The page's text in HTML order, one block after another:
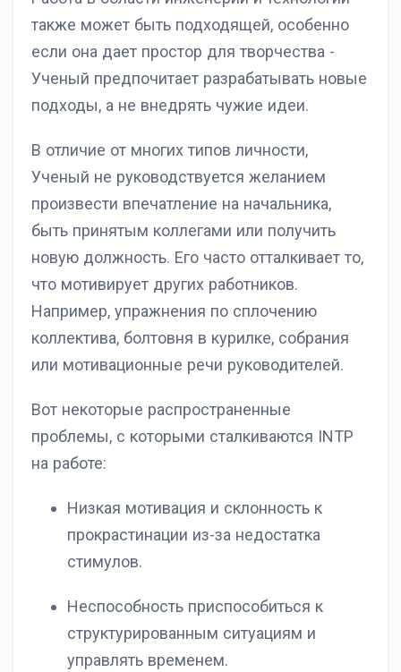
также может быть подходящей, особенно
если она дает простор для творчества -
Ученый предпочитает разрабатывать новые
подходы, а не внедрять чужие идеи.
В отличие от многих типов личности,
Ученый не руководствуется желанием
произвести впечатление на начальника,
быть принятым коллегами или получить
новую должность. Его часто отталкивает то,
что мотивирует других работников.
Например, упражнения по сплочению
коллектива, болтовня в курилке, собрания
или мотивационные речи руководителей.
Вот некоторые распространенные
проблемы, с которыми сталкиваются INTP
на работе:
Низкая мотивация и склонность к
прокрастинации из-за недостатка
стимулов.
Неспособность приспособиться к
структурированным ситуациям и
управлять временем.